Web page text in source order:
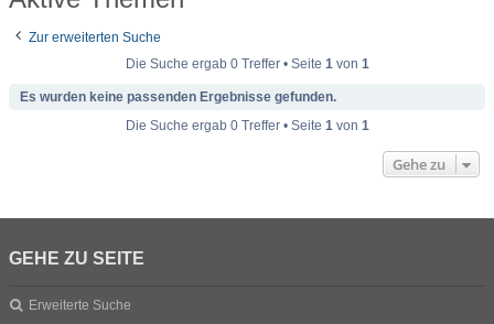
Zur erweiterten Suche
Die Suche ergab 0 Treffer • Seite 1von 1
Es wurden keine passenden Ergebnisse gefunden.
Die Suche ergab 0 Treffer • Seite 1von 1
Gehe zu
GEHE ZU SEITE
Erweiterte Suche